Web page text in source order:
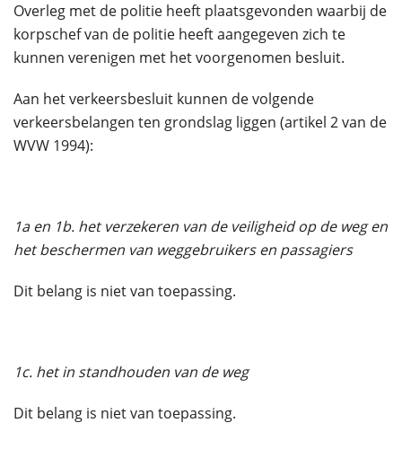
Overleg met de politie heeft plaatsgevonden waarbij de
korpschef van de politie heeft aangegeven zich te
kunnen verenigen met het voorgenomen besluit.
Aan het verkeersbesluit kunnen de volgende
verkeersbelangen ten grondslag liggen (artikel 2 van de
WVW 1994):
1a en 1b. het verzekeren van de veiligheid op de weg en
het beschermen van weggebruikers en passagiers
Dit belang is niet van toepassing.
1c. het in standhouden van de weg
Dit belang is niet van toepassing.